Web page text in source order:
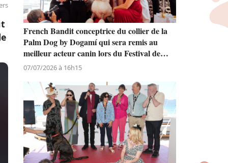
French Bandit conceptrice du collier de la
Palm Dog by Dogamí qui sera remis au
meilleur acteur canin lors du Festival de
Cannes
07/07/2026 à 16h15